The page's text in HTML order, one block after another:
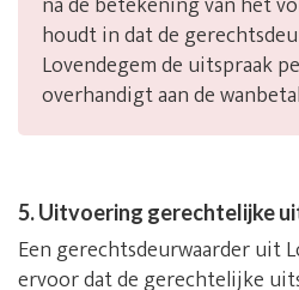
houdt in dat de
Lovendegem de uitspraak
overhandigt aan de
5. Uitvoering gerechtelijke
Een gerechtsdeurwaarder uit
ervoor dat de gerechtelijke